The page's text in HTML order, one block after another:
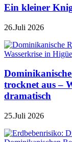
Ein kleiner
26.Juli 2026
trocknet aus –
dramatisch
25.Juli 2026